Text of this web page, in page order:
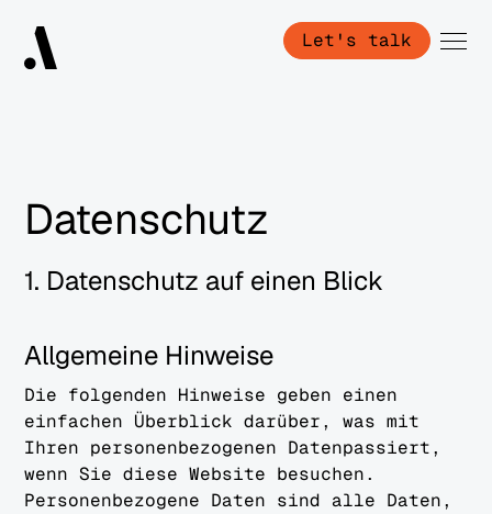
Let's talk
Datenschutz
1. Datenschutz auf einen Blick
Allgemeine Hinweise
Die folgenden Hinweise geben einen
einfachen Überblick darüber, was mit
Ihren personenbezogenen Datenpassiert,
wenn Sie diese Website besuchen.
Personenbezogene Daten sind alle Daten,